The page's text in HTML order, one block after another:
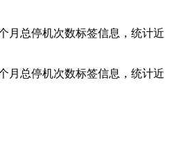
月总停机次数标签信息，统计近
月总停机次数标签信息，统计近